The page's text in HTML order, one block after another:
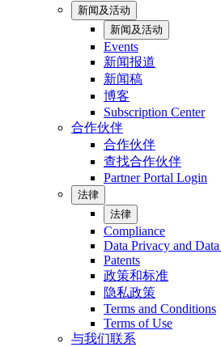
新闻及活动
新闻及活动
Events
新闻报道
新闻稿
博客
Subscription Center
合作伙伴
合作伙伴
查找合作伙伴
Partner Portal Login
法律
法律
Compliance
Data Privacy and
Patents
政策和标准
隐私政策
Terms and Conditions
Terms of Use
与我们联系